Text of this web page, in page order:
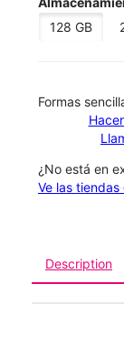
128 GB
​​​​​​​Formas
¿No está en
Ve las
Description